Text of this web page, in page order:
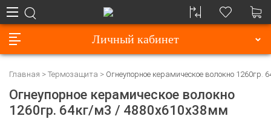
Личный кабинет
Главная Термозащита Огнеупорное керамическое волокно
Огнеупорное керамическое волокно
1260гр. 64кг/м3 / 4880х610х38мм